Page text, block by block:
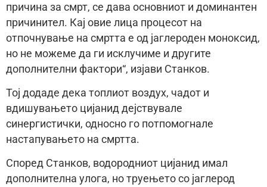
причина за смрт, се дава основниот и доминантен
причинител. Кај овие лица процесот на
отпочнување на смртта е од јаглероден моноксид,
но не можеме да ги исклучиме и другите
дополнителни фактори“, изјави Станков.
Тој додаде дека топлиот воздух, чадот и
вдишувањето цијанид дејствувале
синергистички, односно го потпомогнале
настапувањето на смртта.
Според Станков, водородниот цијанид имал
дополнителна улога, но труењето со јаглерод